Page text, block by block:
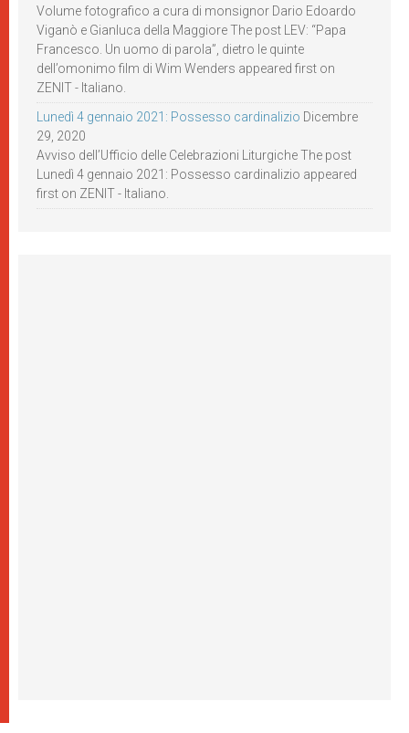
Volume fotografico a cura di monsignor Dario Edoardo
Viganò e Gianluca della Maggiore The post LEV: “Papa
Francesco. Un uomo di parola”, dietro le quinte
dell’omonimo film di Wim Wenders appeared first on
ZENIT - Italiano.
Lunedì 4 gennaio 2021: Possesso cardinalizio Dicembre
29, 2020
Avviso dell’Ufficio delle Celebrazioni Liturgiche The post
Lunedì 4 gennaio 2021: Possesso cardinalizio appeared
first on ZENIT - Italiano.